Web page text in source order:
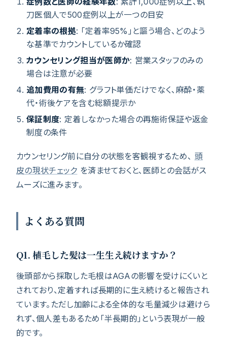
刀医個人で500症例以上が一つの目安
定着率の根拠: 「定着率95%」と謳う場合、どのよう
な基準でカウントしているか確認
カウンセリング担当が医師か: 営業スタッフのみの
場合は注意が必要
追加費用の有無: グラフト単価だけでなく、麻酔・薬
代・術後ケアを含む総額提示か
保証制度: 定着しなかった場合の再施術保証や返金
制度の条件
カウンセリング前に自分の状態を客観視するため、 頭
皮の現状チェック を済ませておくと、医師との会話がス
ムーズに進みます。
よくある質問
Q1. 植毛した髪は一生生え続けますか？
後頭部から採取した毛根はAGAの影響を受けにくいと
されており、定着すれば長期的に生え続けると報告され
ています。ただし加齢による全体的な毛量減少は避けら
れず、個人差もあるため「半長期的」という表現が一般
的です。